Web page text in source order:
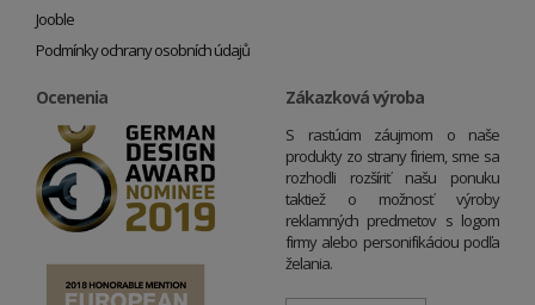
Jooble
Podmínky ochrany osobních údajů
Ocenenia Zákazková výroba
S rastúcim záujmom o naše
produkty zo strany firiem, sme sa
rozhodli rozšíriť našu ponuku
taktiež o možnosť výroby
reklamných predmetov s logom
firmy alebo personifikáciou podľa
želania.